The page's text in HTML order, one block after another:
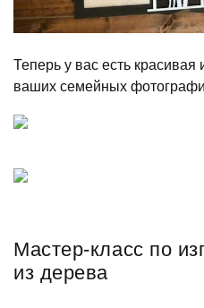
Теперь у вас есть
ваших семейных
Мастер-класс по
из дерева